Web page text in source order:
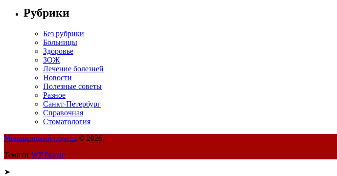
Рубрики
Без рубрики
Больницы
Здоровье
ЗОЖ
Лечение болезней
Новости
Полезные советы
Разное
Санкт-Петербург
Справочная
Стоматология
Медицинский портал © 2026
Тема от WP Puzzle
➤